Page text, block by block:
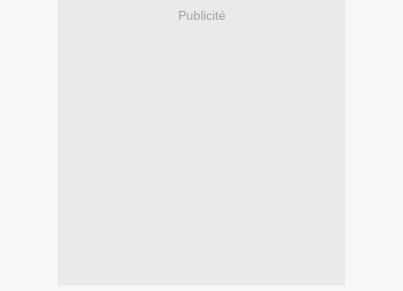
Publicité